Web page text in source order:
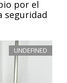
por el
seguridad
UNDEFINED